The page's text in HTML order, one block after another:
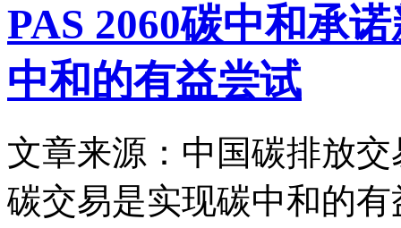
PAS 2060碳中和承
中和的有益尝试
文章来源：中国碳排放交
碳交易是实现碳中和的